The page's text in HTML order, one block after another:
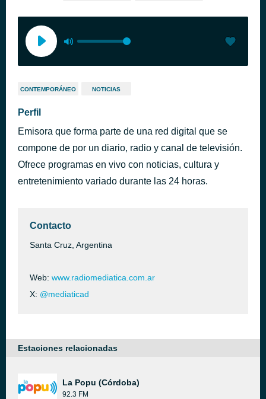
CONTEMPORÁNEO NOTICIAS
Perfil
Emisora que forma parte de una red digital que se
compone de por un diario, radio y canal de televisión.
Ofrece programas en vivo con noticias, cultura y
entretenimiento variado durante las 24 horas.
Contacto
Santa Cruz, Argentina
Web: www.radiomediatica.com.ar
X: @mediaticad
Estaciones relacionadas
La Popu (Córdoba)
92.3 FM